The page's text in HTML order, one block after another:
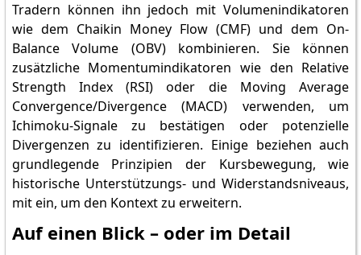
Tradern können ihn jedoch mit Volumenindikatoren
wie dem Chaikin Money Flow (CMF) und dem On-
Balance Volume (OBV) kombinieren. Sie können
zusätzliche Momentumindikatoren wie den Relative
Strength Index (RSI) oder die Moving Average
Convergence/Divergence (MACD) verwenden, um
Ichimoku-Signale zu bestätigen oder potenzielle
Divergenzen zu identifizieren. Einige beziehen auch
grundlegende Prinzipien der Kursbewegung, wie
historische Unterstützungs- und Widerstandsniveaus,
mit ein, um den Kontext zu erweitern.
Auf einen Blick – oder im Detail